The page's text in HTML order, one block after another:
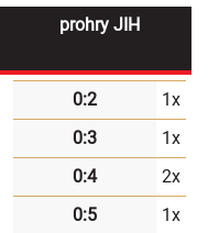
prohry JIH
0:2
1x
0:3
1x
0:4
2x
0:5
1x